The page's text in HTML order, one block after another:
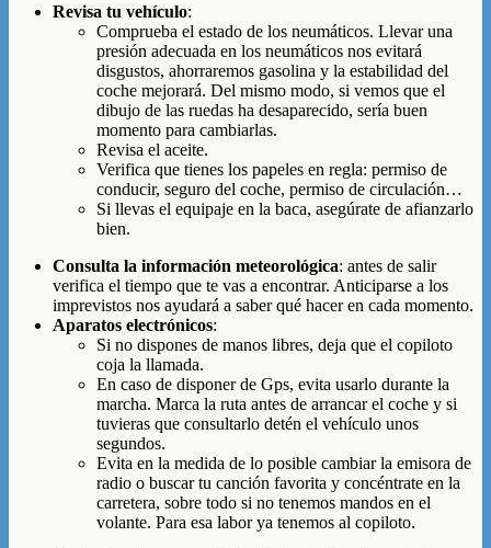
Revisa tu vehículo:
Comprueba el estado de los neumáticos. Llevar una
presión adecuada en los neumáticos nos evitará
disgustos, ahorraremos gasolina y la estabilidad del
coche mejorará. Del mismo modo, si vemos que el
dibujo de las ruedas ha desaparecido, sería buen
momento para cambiarlas.
Revisa el aceite.
Verifica que tienes los papeles en regla: permiso de
conducir, seguro del coche, permiso de circulación…
Si llevas el equipaje en la baca, asegúrate de afianzarlo
bien.
Consulta la información meteorológica: antes de salir
verifica el tiempo que te vas a encontrar. Anticiparse a los
imprevistos nos ayudará a saber qué hacer en cada momento.
Aparatos electrónicos:
Si no dispones de manos libres, deja que el copiloto
coja la llamada.
En caso de disponer de Gps, evita usarlo durante la
marcha. Marca la ruta antes de arrancar el coche y si
tuvieras que consultarlo detén el vehículo unos
segundos.
Evita en la medida de lo posible cambiar la emisora de
radio o buscar tu canción favorita y concéntrate en la
carretera, sobre todo si no tenemos mandos en el
volante. Para esa labor ya tenemos al copiloto.